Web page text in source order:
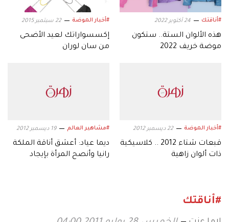
#أناقتك 24 أكتوبر 2022
هذه الألوان الستة.. ستكون
موضة خريف 2022
#أخبار الموضة 22 سبتمبر 2015
إكسسواراتك لعيد الأضحى
من سان لوران
#أخبار الموضة 22 ديسمبر 2012
قبعات شتاء 2012 .. كلاسيكية
ذات ألوان زاهية
#مشاهير العالم 19 ديسمبر 2012
ديما عياد: أعشق أناقة الملكة
رانيا وأنصح المرأة بإيجاد
#أناقتك